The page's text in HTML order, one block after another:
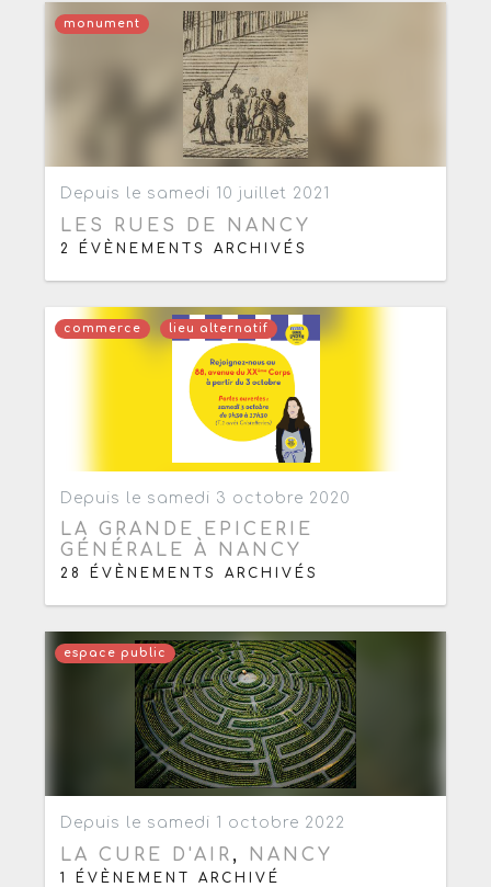
monument
Depuis le samedi 10 juillet 2021
LES RUES DE NANCY
2 ÉVÈNEMENTS ARCHIVÉS
commerce lieu alternatif
Depuis le samedi 3 octobre 2020
LA GRANDE EPICERIE
GÉNÉRALE À NANCY
28 ÉVÈNEMENTS ARCHIVÉS
espace public
Depuis le samedi 1 octobre 2022
LA CURE D'AIR , NANCY
1 ÉVÈNEMENT ARCHIVÉ